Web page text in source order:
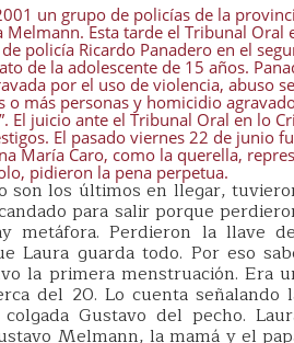
un grupo de policías de la
Esta tarde el Tribunal Oral
policía Ricardo Panadero en el
de la adolescente de 15 años.
por el uso de violencia, abuso
o más personas y homicidio
El juicio ante el Tribunal Oral en lo
El pasado viernes 22 de junio
María Caro, como la querella,
pidieron la pena perpetua.
son los últimos en llegar,
para salir porque
metáfora. Perdieron la llave
Laura guarda todo. Por eso
la primera menstruación. Era
del 20. Lo cuenta señalando
Gustavo del pecho.
Melmann, la mamá y el